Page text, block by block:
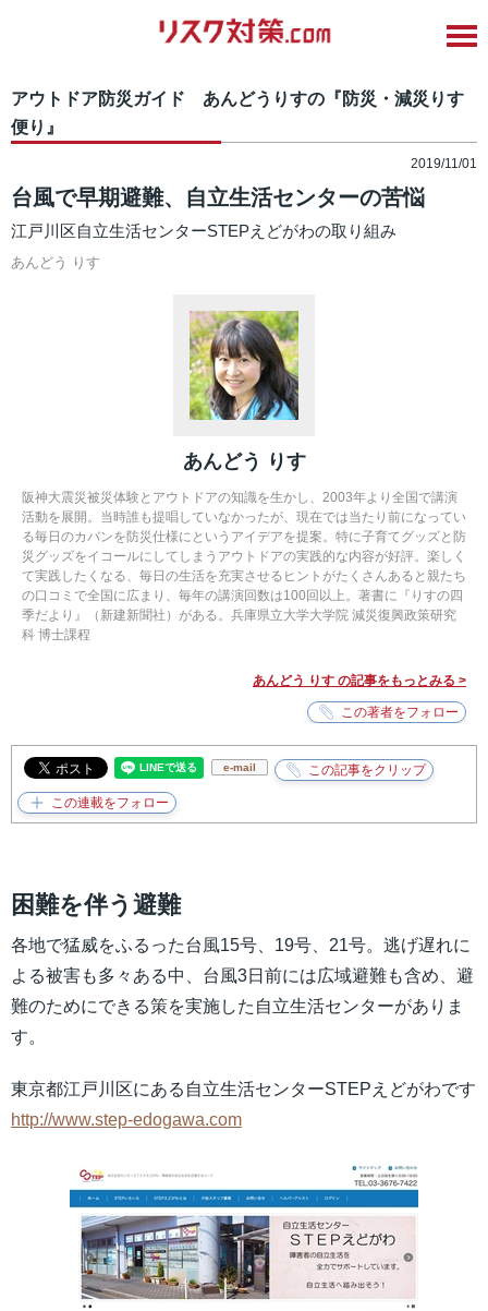
アウトドア防災ガイド あんどうりすの『防災・減災りす
便り』
2019/11/01
台風で早期避難、自立生活センターの苦悩
江戸川区自立生活センターSTEPえどがわの取り組み
あんどう りす
あんどう りす
阪神大震災被災体験とアウトドアの知識を生かし、2003年より全国で講演
活動を展開。当時誰も提唱していなかったが、現在では当たり前になってい
る毎日のカバンを防災仕様にというアイデアを提案。特に子育てグッズと防
災グッズをイコールにしてしまうアウトドアの実践的な内容が好評。楽しく
て実践したくなる、毎日の生活を充実させるヒントがたくさんあると親たち
の口コミで全国に広まり、毎年の講演回数は100回以上。著書に『りすの四
季だより』（新建新聞社）がある。兵庫県立大学大学院 減災復興政策研究
科 博士課程
あんどう りす の記事をもっとみる >
e-mail
困難を伴う避難
各地で猛威をふるった台風15号、19号、21号。逃げ遅れに
よる被害も多々ある中、台風3日前には広域避難も含め、避
難のためにできる策を実施した自立生活センターがありま
す。
東京都江戸川区にある自立生活センターSTEPえどがわです
http://www.step-edogawa.com